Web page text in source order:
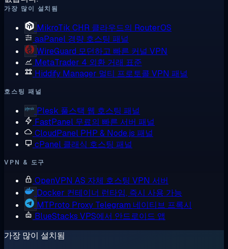
가장 많이 설치됨
MikroTik CHR 클라우드의 RouterOS
aaPanel 경량 호스팅 패널
WireGuard 모던하고 빠른 커널 VPN
MetaTrader 4 외환 거래 표준
Hiddify Manager 멀티 프로토콜 VPN 패널
호스팅 패널
Plesk 풀스택 웹 호스팅 패널
FastPanel 무료의 빠른 서버 패널
CloudPanel PHP & Node.js 패널
cPanel 클래식 호스팅 패널
VPN & 도구
OpenVPN AS 자체 호스팅 VPN 서버
Docker 컨테이너 런타임, 즉시 사용 가능
MTProto Proxy Telegram 네이티브 프록시
BlueStacks VPS에서 안드로이드 앱
가장 많이 설치됨